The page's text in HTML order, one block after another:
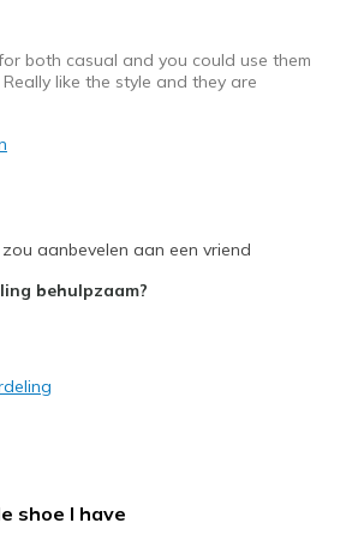
both casual and you could use them
like the style and they are
zou aanbevelen aan een vriend
behulpzaam?
shoe I have